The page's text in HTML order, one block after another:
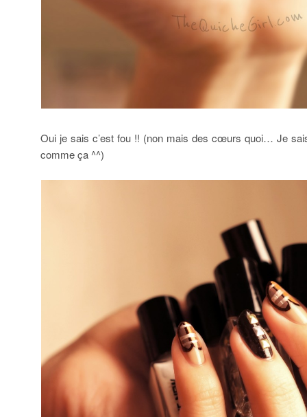
Oui je sais c’est fou !! (non mais des cœurs quoi… Je
comme ça ^^)